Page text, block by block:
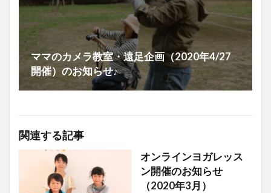
ママのカメラ教室・遠足企画（2020年4/27
開催）のお知らせ♪
関連する記事
オンラインヨガレッス
ン開催のお知らせ
（2020年3月）